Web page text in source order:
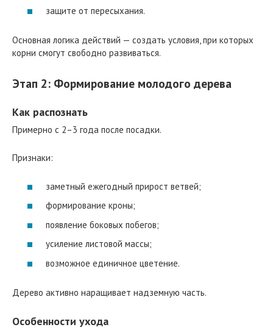
защите от пересыхания.
Основная логика действий — создать условия, при которых
корни смогут свободно развиваться.
Этап 2: Формирование молодого дерева
Как распознать
Примерно с 2–3 года после посадки.
Признаки:
заметный ежегодный прирост ветвей;
формирование кроны;
появление боковых побегов;
усиление листовой массы;
возможное единичное цветение.
Дерево активно наращивает надземную часть.
Особенности ухода